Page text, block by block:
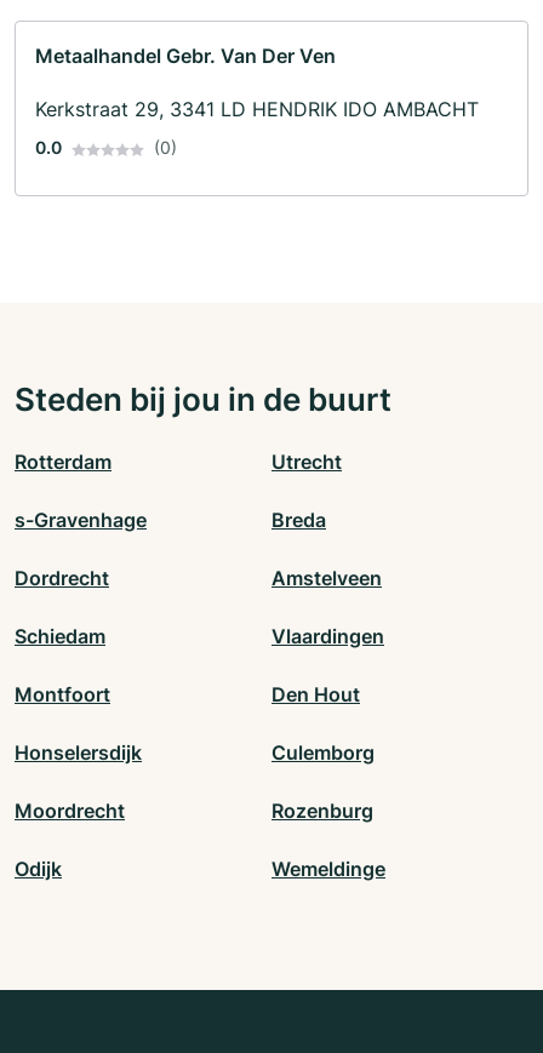
Metaalhandel Gebr. Van Der Ven
Kerkstraat 29, 3341 LD HENDRIK IDO AMBACHT
0.0 (0)
Steden bij jou in de buurt
Rotterdam Utrecht
s-Gravenhage Breda
Dordrecht Amstelveen
Schiedam Vlaardingen
Montfoort Den Hout
Honselersdijk Culemborg
Moordrecht Rozenburg
Odijk Wemeldinge